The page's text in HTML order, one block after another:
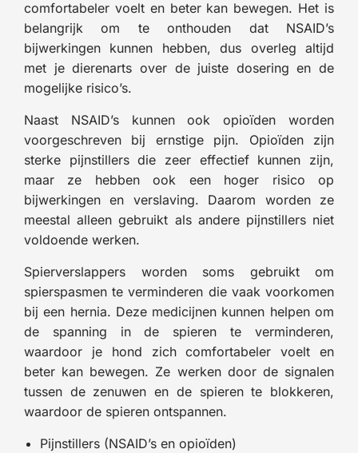
comfortabeler voelt en beter kan bewegen. Het is
belangrijk om te onthouden dat NSAID’s
bijwerkingen kunnen hebben, dus overleg altijd
met je dierenarts over de juiste dosering en de
mogelijke risico’s.
Naast NSAID’s kunnen ook opioïden worden
voorgeschreven bij ernstige pijn. Opioïden zijn
sterke pijnstillers die zeer effectief kunnen zijn,
maar ze hebben ook een hoger risico op
bijwerkingen en verslaving. Daarom worden ze
meestal alleen gebruikt als andere pijnstillers niet
voldoende werken.
Spierverslappers worden soms gebruikt om
spierspasmen te verminderen die vaak voorkomen
bij een hernia. Deze medicijnen kunnen helpen om
de spanning in de spieren te verminderen,
waardoor je hond zich comfortabeler voelt en
beter kan bewegen. Ze werken door de signalen
tussen de zenuwen en de spieren te blokkeren,
waardoor de spieren ontspannen.
Pijnstillers (NSAID’s en opioïden)